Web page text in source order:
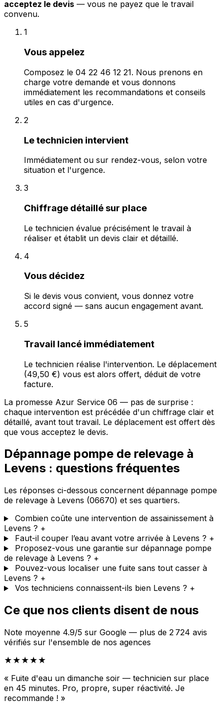
acceptez le devis — vous ne payez que le travail
convenu.
1
Vous appelez
Composez le 04 22 46 12 21. Nous prenons en
charge votre demande et vous donnons
immédiatement les recommandations et conseils
utiles en cas d'urgence.
2
Le technicien intervient
Immédiatement ou sur rendez-vous, selon votre
situation et l'urgence.
3
Chiffrage détaillé sur place
Le technicien évalue précisément le travail à
réaliser et établit un devis clair et détaillé.
4
Vous décidez
Si le devis vous convient, vous donnez votre
accord signé — sans aucun engagement avant.
5
Travail lancé immédiatement
Le technicien réalise l'intervention. Le déplacement
(49,50 €) vous est alors offert, déduit de votre
facture.
La promesse Azur Service 06 — pas de surprise :
chaque intervention est précédée d'un chiffrage clair et
détaillé, avant tout travail. Le déplacement est offert dès
que vous acceptez le devis.
Dépannage pompe de relevage à
Levens : questions fréquentes
Les réponses ci-dessous concernent dépannage pompe
de relevage à Levens (06670) et ses quartiers.
Combien coûte une intervention de assainissement à
Levens ? +
Faut-il couper l’eau avant votre arrivée à Levens ? +
Proposez-vous une garantie sur dépannage pompe
de relevage à Levens ? +
Pouvez-vous localiser une fuite sans tout casser à
Levens ? +
Vos techniciens connaissent-ils bien Levens ? +
Ce que nos clients disent de nous
Note moyenne 4.9/5 sur Google — plus de 2 724 avis
vérifiés sur l'ensemble de nos agences
★★★★★
« Fuite d'eau un dimanche soir — technicien sur place
en 45 minutes. Pro, propre, super réactivité. Je
recommande ! »